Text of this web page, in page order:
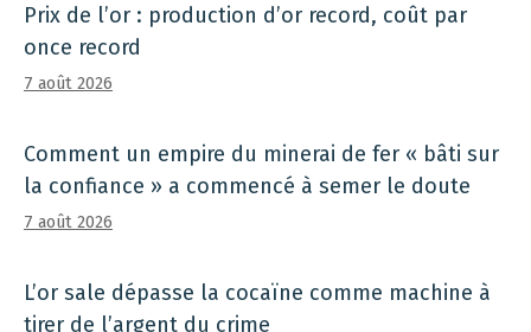
Prix ​​de l’or : production d’or record, coût par
once record
7 août 2026
Comment un empire du minerai de fer « bâti sur
la confiance » a commencé à semer le doute
7 août 2026
L’or sale dépasse la cocaïne comme machine à
tirer de l’argent du crime